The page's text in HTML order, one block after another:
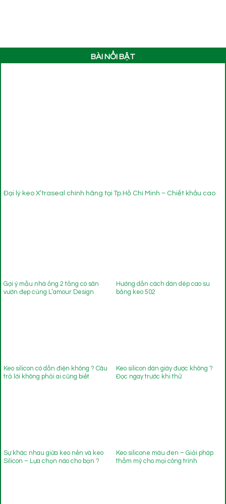
BÀI NỔI BẬT
Đại lý keo X’traseal chính hãng tại Tp.Hồ Chí Minh – Chiết khấu cao
Gợi ý mẫu nhà ống 2 tầng có sân
vườn đẹp cùng L’amour Design
Hướng dẫn cách dán dép cao su
bằng keo 502
Keo silicon có dẫn điện không ? Câu
trả lời không phải ai cũng biết
Keo silicon dán giày được không ?
Đọc ngay trước khi thử
Sự khác nhau giữa keo nến và keo
Silicon – Lựa chọn nào cho bạn ?
Keo silicone màu đen – Giải pháp
thẩm mỹ cho mọi công trình